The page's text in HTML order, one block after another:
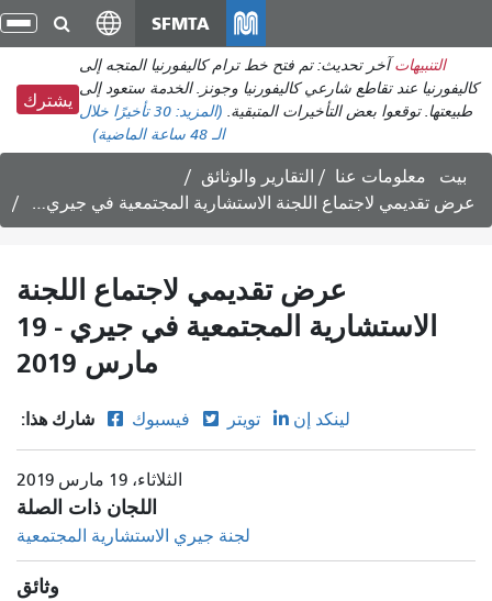
انتقل
إلى
المحتوى
الرئيسي
SFMTA
التنبيهات آخر تحديث: تم فتح خط ترام كاليفورنيا المتجه إلى
كاليفورنيا عند تقاطع شارعي كاليفورنيا وجونز. الخدمة ستعود إلى
طبيعتها. توقعوا بعض التأخيرات المتبقية. (المزيد: 30 تأخيرًا
خلال
الـ 48 ساعة الماضية)
يشترك
بيت معلومات عنا
التقارير والوثائق
عرض تقديمي لاجتماع اللجنة الاستشارية المجتمعية في جيري - 19 مارس 2019
عرض تقديمي لاجتماع اللجنة
الاستشارية المجتمعية في جيري - 19
مارس 2019
شارك هذا: فيسبوك تويتر لينكد إن
الثلاثاء، 19 مارس 2019
اللجان ذات الصلة
لجنة جيري الاستشارية المجتمعية
وثائق